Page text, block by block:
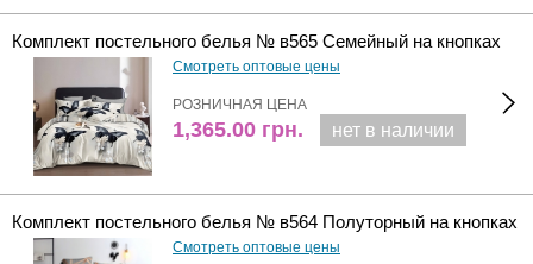
Комплект постельного белья № в565 Семейный на кнопках
Смотреть оптовые цены
РОЗНИЧНАЯ ЦЕНА
1,365.00 грн. нет в наличии
Комплект постельного белья № в564 Полуторный на кнопках
Смотреть оптовые цены